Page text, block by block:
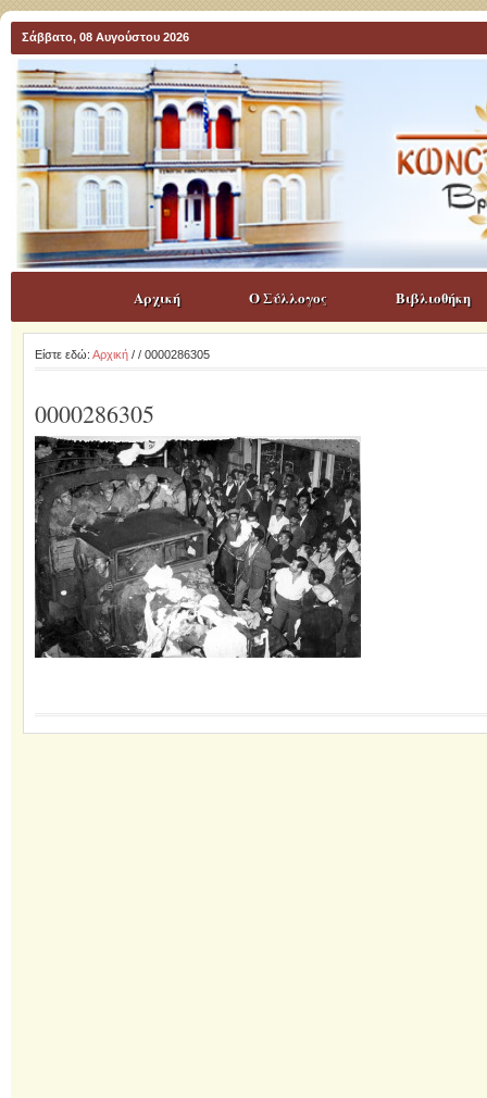
Σάββατο, 08 Αυγούστου 2026
Αρχική Ο Σύλλογος Βιβλιοθήκη
Είστε εδώ: Αρχική/ / 0000286305
0000286305